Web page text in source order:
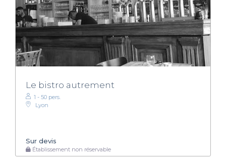
Le bistro autrement
1 - 50 pers.
Lyon
Sur devis
Établissement non réservable